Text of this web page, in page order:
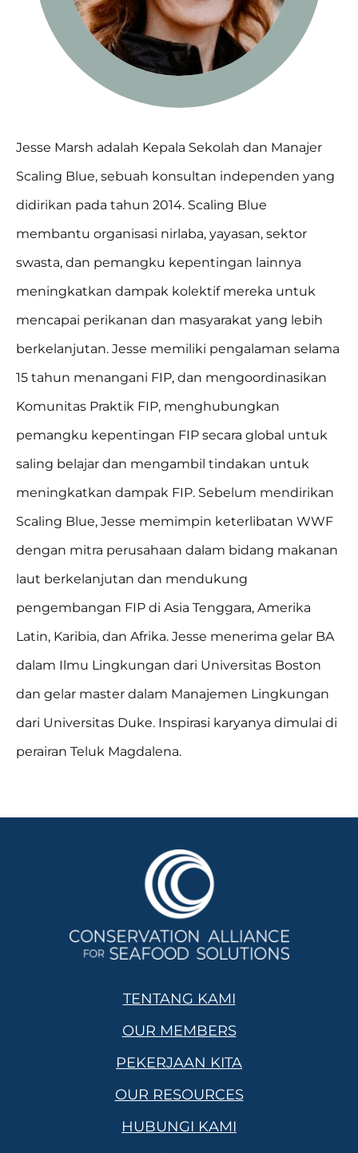
Jesse Marsh adalah Kepala Sekolah dan Manajer
Scaling Blue, sebuah konsultan independen yang
didirikan pada tahun 2014. Scaling Blue
membantu organisasi nirlaba, yayasan, sektor
swasta, dan pemangku kepentingan lainnya
meningkatkan dampak kolektif mereka untuk
mencapai perikanan dan masyarakat yang lebih
berkelanjutan. Jesse memiliki pengalaman selama
15 tahun menangani FIP, dan mengoordinasikan
Komunitas Praktik FIP, menghubungkan
pemangku kepentingan FIP secara global untuk
saling belajar dan mengambil tindakan untuk
meningkatkan dampak FIP. Sebelum mendirikan
Scaling Blue, Jesse memimpin keterlibatan WWF
dengan mitra perusahaan dalam bidang makanan
laut berkelanjutan dan mendukung
pengembangan FIP di Asia Tenggara, Amerika
Latin, Karibia, dan Afrika. Jesse menerima gelar BA
dalam Ilmu Lingkungan dari Universitas Boston
dan gelar master dalam Manajemen Lingkungan
dari Universitas Duke. Inspirasi karyanya dimulai di
perairan Teluk Magdalena.
TENTANG KAMI
OUR MEMBERS
PEKERJAAN KITA
OUR RESOURCES
HUBUNGI KAMI